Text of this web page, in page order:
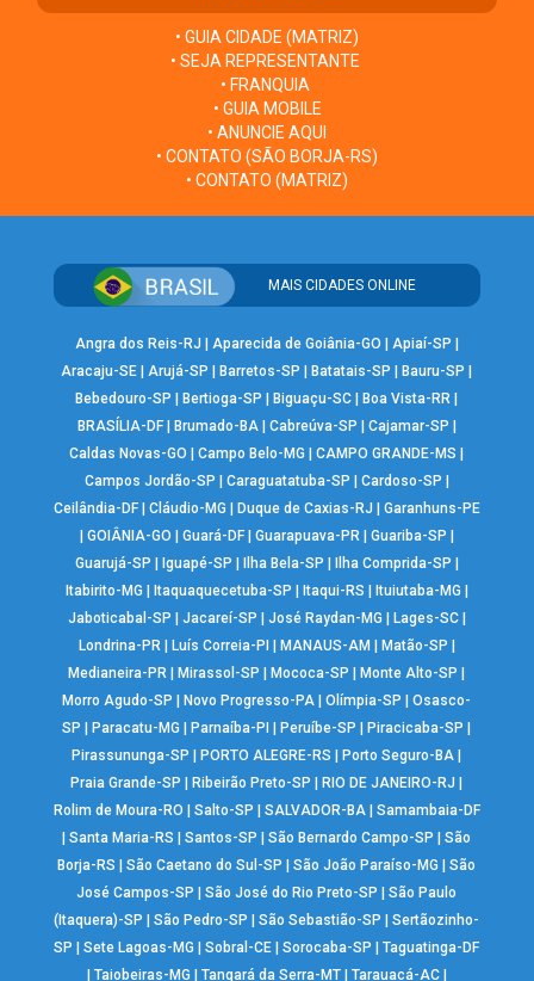
• GUIA CIDADE (MATRIZ)
• SEJA REPRESENTANTE
• FRANQUIA
• GUIA MOBILE
• ANUNCIE AQUI
• CONTATO (SÃO BORJA-RS)
• CONTATO (MATRIZ)
MAIS CIDADES ONLINE
Angra dos Reis-RJ | Aparecida de Goiânia-GO | Apiaí-SP |
Aracaju-SE | Arujá-SP |Barretos-SP |Batatais-SP |Bauru-SP |
Bebedouro-SP |Bertioga-SP |Biguaçu-SC |Boa Vista-RR |
BRASÍLIA-DF| Brumado-BA| Cabreúva-SP | Cajamar-SP |
Caldas Novas-GO |Campo Belo-MG |CAMPO GRANDE-MS |
Campos Jordão-SP | Caraguatatuba-SP | Cardoso-SP |
Ceilândia-DF| Cláudio-MG | Duque de Caxias-RJ | Garanhuns-PE
| GOIÂNIA-GO | Guará-DF| Guarapuava-PR | Guariba-SP |
Guarujá-SP | Iguapé-SP | Ilha Bela-SP | Ilha Comprida-SP |
Itabirito-MG | Itaquaquecetuba-SP | Itaqui-RS | Ituiutaba-MG |
Jaboticabal-SP | Jacareí-SP | José Raydan-MG | Lages-SC|
Londrina-PR | Luís Correia-PI | MANAUS-AM | Matão-SP |
Medianeira-PR |Mirassol-SP |Mococa-SP |Monte Alto-SP |
Morro Agudo-SP |Novo Progresso-PA |Olímpia-SP |Osasco-
SP |Paracatu-MG |Parnaíba-PI |Peruíbe-SP |Piracicaba-SP |
Pirassununga-SP |PORTO ALEGRE-RS |Porto Seguro-BA |
Praia Grande-SP |Ribeirão Preto-SP |RIO DE JANEIRO-RJ |
Rolim de Moura-RO | Salto-SP | SALVADOR-BA| Samambaia-DF
|Santa Maria-RS |Santos-SP |São Bernardo Campo-SP |São
Borja-RS |São Caetano do Sul-SP |São João Paraíso-MG |São
José Campos-SP |São José do Rio Preto-SP |São Paulo
(Itaquera)-SP |São Pedro-SP |São Sebastião-SP |Sertãozinho-
SP |Sete Lagoas-MG |Sobral-CE |Sorocaba-SP |Taguatinga-DF
| Taiobeiras-MG | Tangará da Serra-MT| Tarauacá-AC|